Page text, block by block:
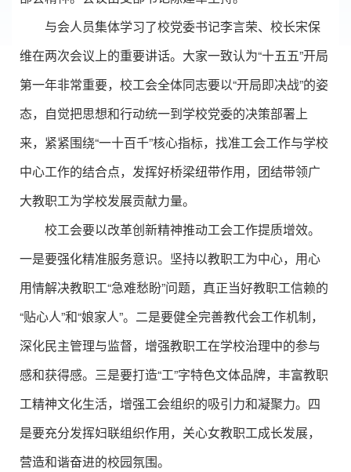
与会人员集体学习了校党委书记李言荣、校长宋保
维在两次会议上的重要讲话。大家一致认为“十五五”开局
第一年非常重要，校工会全体同志要以“开局即决战”的姿
态，自觉把思想和行动统一到学校党委的决策部署上
来，紧紧围绕“一十百千”核心指标，找准工会工作与学校
中心工作的结合点，发挥好桥梁纽带作用，团结带领广
大教职工为学校发展贡献力量。
校工会要以改革创新精神推动工会工作提质增效。
一是要强化精准服务意识。坚持以教职工为中心，用心
用情解决教职工“急难愁盼”问题，真正当好教职工信赖的
“贴心人”和“娘家人”。二是要健全完善教代会工作机制，
深化民主管理与监督，增强教职工在学校治理中的参与
感和获得感。三是要打造“工”字特色文体品牌，丰富教职
工精神文化生活，增强工会组织的吸引力和凝聚力。四
是要充分发挥妇联组织作用，关心女教职工成长发展，
营造和谐奋进的校园氛围。